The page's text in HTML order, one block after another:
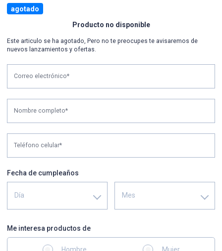
agotado
Producto no disponible
Este articulo se ha agotado, Pero no te preocupes te avisaremos de
nuevos lanzamientos y ofertas.
Correo electrónico*
Nombre completo*
Teléfono celular*
Fecha de cumpleaños
Día Mes
Me interesa productos de
Hombre Mujer